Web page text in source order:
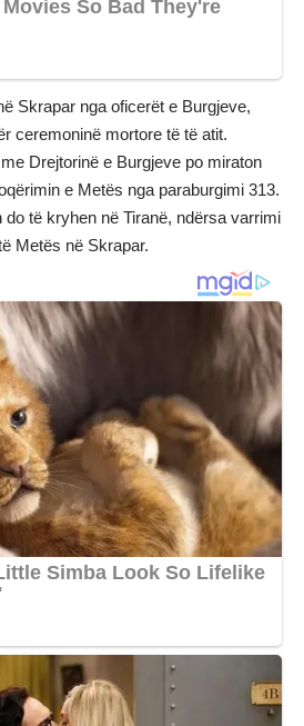
Skrapar nga oficerët e Burgjeve,
ceremoninë mortore të të atit.
Drejtorinë e Burgjeve po miraton
e Metës nga paraburgimi 313.
do të kryhen në Tiranë, ndërsa varrimi
Metës në Skrapar.